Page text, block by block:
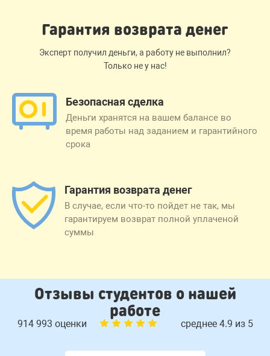
Гарантия возврата денег
Эксперт получил деньги, а работу не выполнил?
Только не у нас!
Безопасная сделка
Деньги хранятся на вашем балансе во
время работы над заданием и гарантийного
срока
Гарантия возврата денег
В случае, если что-то пойдет не так, мы
гарантируем возврат полной уплаченой
суммы
Отзывы студентов о нашей
работе
914 993 оценки среднее 4.9 из 5